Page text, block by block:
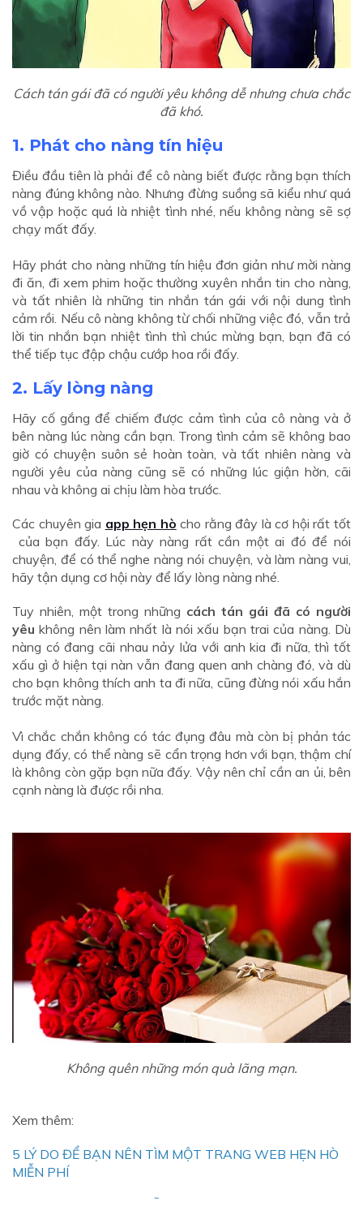
Cách tán gái đã có người yêu không dễ nhưng chưa chắc
đã khó.
1. Phát cho nàng tín hiệu
Điều đầu tiên là phải để cô nàng biết được rằng bạn thích
nàng đúng không nào. Nhưng đừng suồng sã kiểu như quá
vồ vập hoặc quá là nhiệt tình nhé, nếu không nàng sẽ sợ
chạy mất đấy.
Hãy phát cho nàng những tín hiệu đơn giản như mời nàng
đi ăn, đi xem phim hoặc thường xuyên nhắn tin cho nàng,
và tất nhiên là những tin nhắn tán gái với nội dung tình
cảm rồi. Nếu cô nàng không từ chối những việc đó, vẫn trả
lời tin nhắn bạn nhiệt tình thì chúc mừng bạn, bạn đã có
thể tiếp tục đập chậu cướp hoa rồi đấy.
2. Lấy lòng nàng
Hãy cố gắng để chiếm được cảm tình của cô nàng và ở
bên nàng lúc nàng cần bạn. Trong tình cảm sẽ không bao
giờ có chuyện suôn sẻ hoàn toàn, và tất nhiên nàng và
người yêu của nàng cũng sẽ có những lúc giận hờn, cãi
nhau và không ai chịu làm hòa trước.
Các chuyên gia app hẹn hò cho rằng đây là cơ hội rất tốt
của bạn đấy. Lúc này nàng rất cần một ai đó để nói
chuyện, để có thể nghe nàng nói chuyện, và làm nàng vui,
hãy tận dụng cơ hội này để lấy lòng nàng nhé.
Tuy nhiên, một trong những cách tán gái đã có người
yêukhông nên làm nhất là nói xấu bạn trai của nàng. Dù
nàng có đang cãi nhau nảy lửa với anh kia đi nữa, thì tốt
xấu gì ở hiện tại nàn vẫn đang quen anh chàng đó, và dù
cho bạn không thích anh ta đi nữa, cũng đừng nói xấu hắn
trước mặt nàng.
Vì chắc chắn không có tác đụng đâu mà còn bị phản tác
dụng đấy, có thể nàng sẽ cẩn trọng hơn với bạn, thậm chí
là không còn gặp bạn nữa đấy. Vậy nên chỉ cần an ủi, bên
cạnh nàng là được rồi nha.
Không quên những món quà lãng mạn.
Xem thêm:
5 LÝ DO ĐỂ BẠN NÊN TÌM MỘT TRANG WEB HẸN HÒ
MIỄN PHÍ